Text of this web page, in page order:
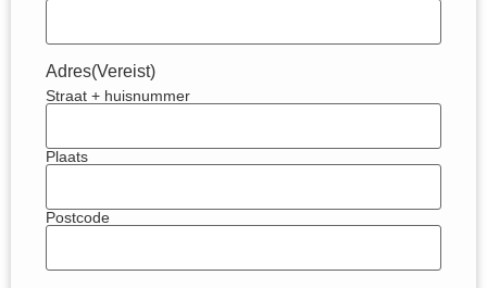
Adres(Vereist)
Straat + huisnummer
Plaats
Postcode